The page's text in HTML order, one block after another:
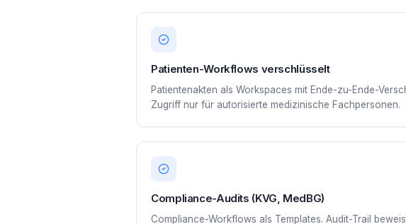
Patienten-Workflows verschlüsselt
Patientenakten als Workspaces mit Ende-zu-Ende-
Zugriff nur für autorisierte medizinische Fachpersonen.
Compliance-Audits (KVG, MedBG)
Compliance-Workflows als Templates. Audit-Trail